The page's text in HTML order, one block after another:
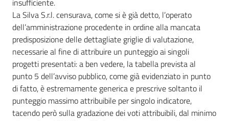
insufficiente.
La Silva S.r.l. censurava, come si è già detto, l’operato
dell’amministrazione procedente in ordine alla mancata
predisposizione delle dettagliate griglie di valutazione,
necessarie al fine di attribuire un punteggio ai singoli
progetti presentati: a ben vedere, la tabella prevista al
punto 5 dell’avviso pubblico, come già evidenziato in punto
di fatto, è estremamente generica e prescrive soltanto il
punteggio massimo attribuibile per singolo indicatore,
tacendo però sulla gradazione dei voti attribuibili, dal minimo